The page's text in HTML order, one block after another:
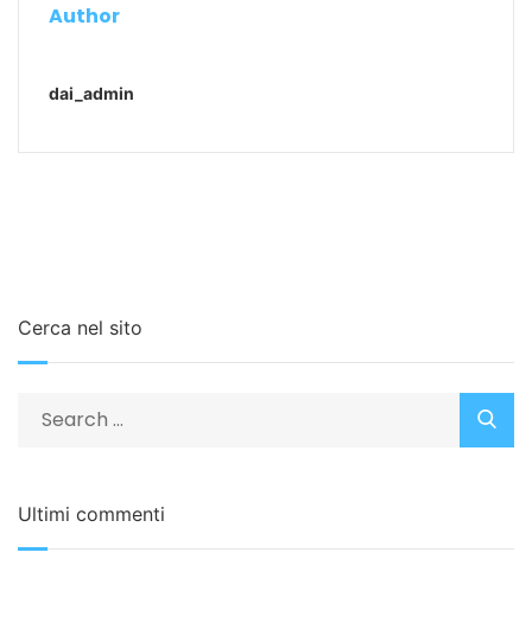
Author
dai_admin
Cerca nel sito
Ultimi commenti